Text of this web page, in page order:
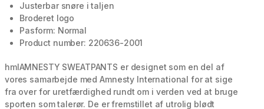
Justerbar snøre i taljen
Broderet logo
Pasform: Normal
Product number: 220636-2001
hmlAMNESTY SWEATPANTS er designet som en del af
vores samarbejde med Amnesty International for at sige
fra over for uretfærdighed rundt om i verden ved at bruge
sporten som talerør. De er fremstillet af utrolig blødt